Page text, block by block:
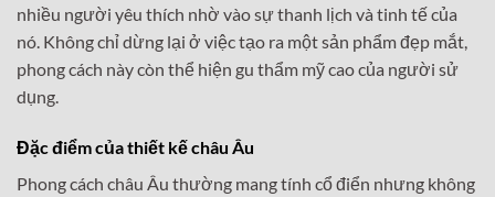
nhiều người yêu thích nhờ vào sự thanh lịch và tinh tế của
nó. Không chỉ dừng lại ở việc tạo ra một sản phẩm đẹp mắt,
phong cách này còn thể hiện gu thẩm mỹ cao của người sử
dụng.
Đặc điểm của thiết kế châu Âu
Phong cách châu Âu thường mang tính cổ điển nhưng không